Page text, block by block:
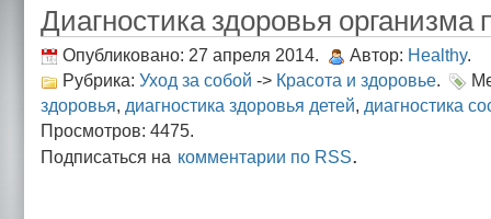
Диагностика здоровья организма
Опубликовано: 27 апреля 2014. Автор: Healthy.
Рубрика: Уход за собой -> Красота и здоровье.
здоровья, диагностика здоровья детей, диагностика
Просмотров: 4475.
Подписаться на комментарии по RSS.